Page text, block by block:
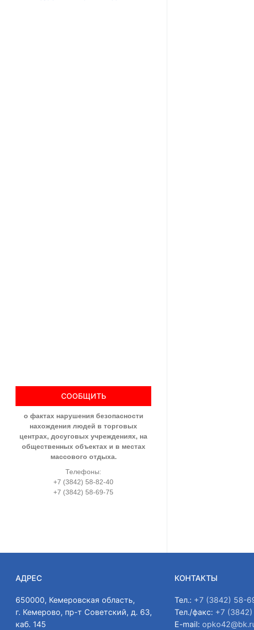
СООБЩИТЬ
о фактах нарушения безопасности
нахождения людей в торговых
центрах, досуговых учреждениях, на
общественных объектах и в местах
массового отдыха.
Телефоны:
+7 (3842) 58-82-40
+7 (3842) 58-69-75
АДРЕС
650000, Кемеровская область,
г. Кемерово, пр-т Советский, д. 63,
каб. 145
КОНТАКТЫ
Тел.: +7 (3842) 58-
Тел./факс: +7
E-mail: